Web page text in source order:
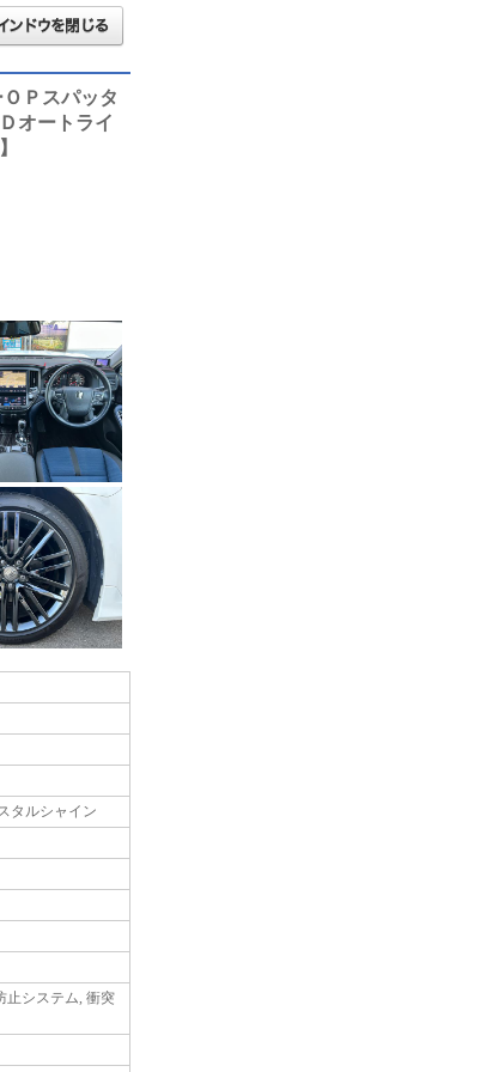
Ｐスパッタ
オートライ
タルシャイン
止システム, 衝突